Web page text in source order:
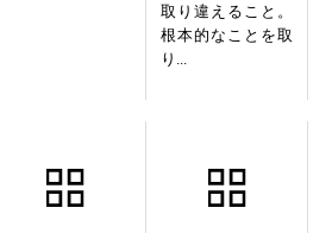
取り違えること。
根本的なことを取
り...